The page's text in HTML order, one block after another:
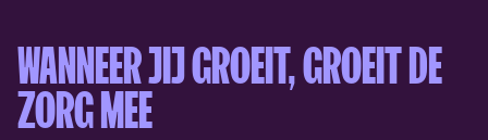
WANNEER JIJ GROEIT, GROEIT DE
ZORG MEE